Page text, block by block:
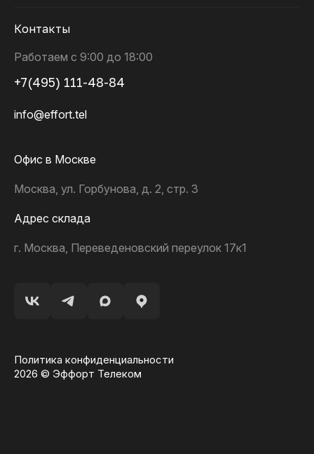
Контакты
Работаем с 9:00 до 18:00
+7(495) 111-48-84
info@effort.tel
Офис в Москве
Москва, ул. Горбунова, д. 2, стр. 3
Адрес склада
г. Москва, Переведеновский переулок 17к1
2026 © Эффорт Телеком
Политика конфиденциальности